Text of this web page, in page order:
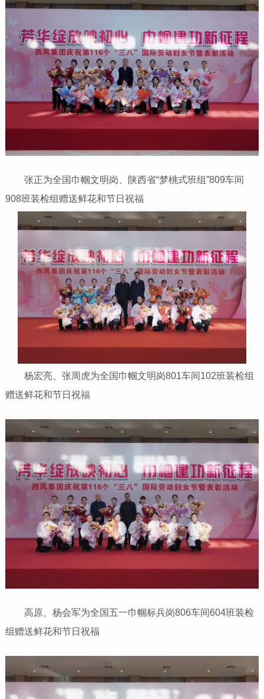
张正为全国巾帼文明岗、陕西省“梦桃式班组”809车间
908班装检组赠送鲜花和节日祝福
杨宏亮、张周虎为全国巾帼文明岗801车间102班装检组
赠送鲜花和节日祝福
高原、杨会军为全国五一巾帼标兵岗806车间604班装检
组赠送鲜花和节日祝福